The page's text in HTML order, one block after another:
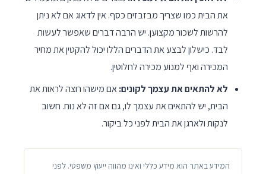
את הבית כמו שצריך מבזבזים כסף. אין לדאוג אם לא ניתן
להרשות לשכור מקצוען. יש הרבה דברים שאפשר לעשות
לבד. כישלון לבצע את הדברים הללו יכול להקטין את מחיר
המכירה ואף למנוע מכירה לחלוטין.
לא להתאים את עצמך לקונים:אם מישהו רוצה לראות את
הבית, יש להתאים את עצמך לו, גם אם זה לא נוח. חשוב
לנקות ולארגן את הבית לפני כל ביקור.
המידע באתר הוא מידע כללי ואינו מהווה ייעוץ משפטי. לפני